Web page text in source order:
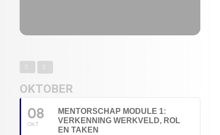
OKTOBER
08
OKT
MENTORSCHAP MODULE 1:
VERKENNING WERKVELD, ROL
EN TAKEN